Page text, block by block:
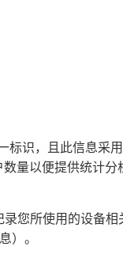
标识，且此信息采用
量以便提供统计分
您所使用的设备相
）。